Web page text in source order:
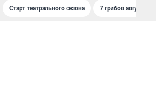
Старт театрального сезона 7 грибов августа